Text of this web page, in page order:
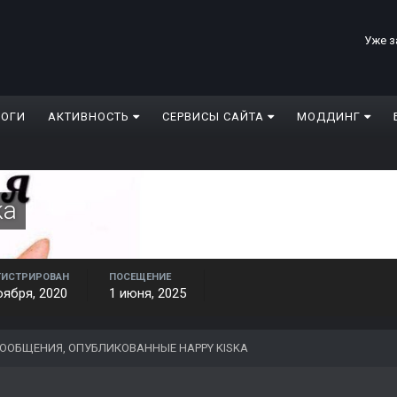
Уже
АКТИВНОСТЬ СЕРВИСЫ САЙТА МОДДИНГ
2020
ПОСЕЩЕНИЕ
1 июня, 2025
ОПУБЛИКОВАННЫЕ HAPPY KISKA